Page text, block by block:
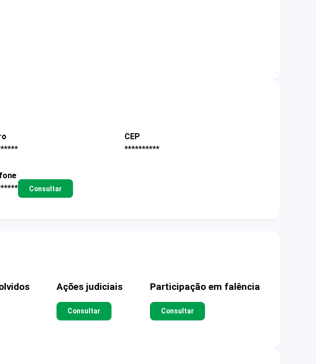
CEP
**********
Consultar
Ações judiciais
Consultar
Participação em falência
Consultar